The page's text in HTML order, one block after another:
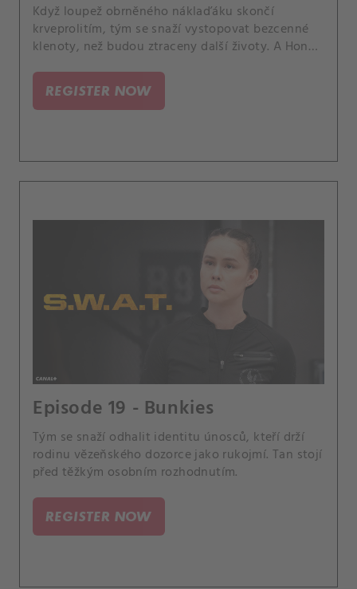
Když loupež obrněného náklaďáku skončí
krveprolitím, tým se snaží vystopovat bezcenné
klenoty, než budou ztraceny další životy. A Hondu
REGISTER NOW
Episode 19 - Bunkies
Tým se snaží odhalit identitu únosců, kteří drží
rodinu vězeňského dozorce jako rukojmí. Tan stojí
před těžkým osobním rozhodnutím.
REGISTER NOW